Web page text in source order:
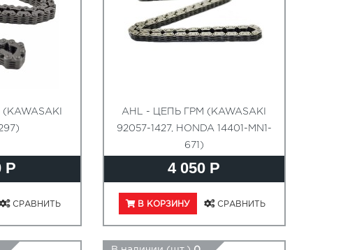
Р
СРАВНИТЬ
AHL - ЦЕПЬ ГРМ (KAWASAKI
92057-1427, HONDA 14401-MN1-
671)
4 050 Р
В КОРЗИНУ СРАВНИТЬ